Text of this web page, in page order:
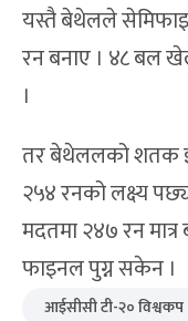
यस्तै बेथेलले
रन बनाए । ४८ बल
।
तर बेथेललको शतक
२५४ रनको लक्ष्य
मदतमा २४७ रन
फाइनल पुग्न सकेन ।
आईसीसी टी-२० विश्वकप